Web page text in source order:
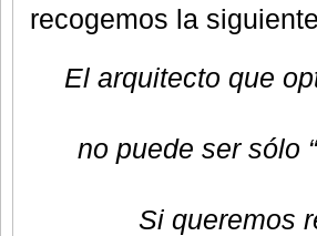
recogemos la
El arquitecto que
no puede ser sólo
Si queremos